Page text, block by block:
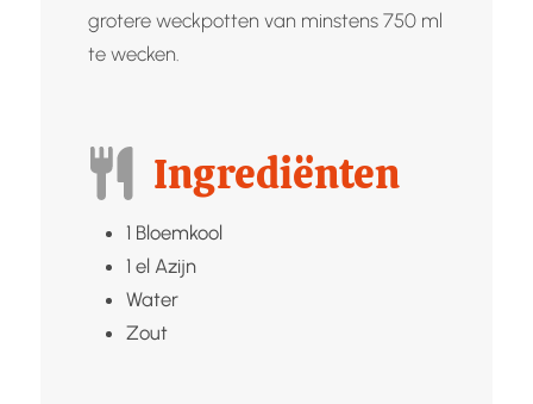
grotere weckpotten van minstens 750 ml
te wecken.
Ingrediënten
1 Bloemkool
1 el Azijn
Water
Zout